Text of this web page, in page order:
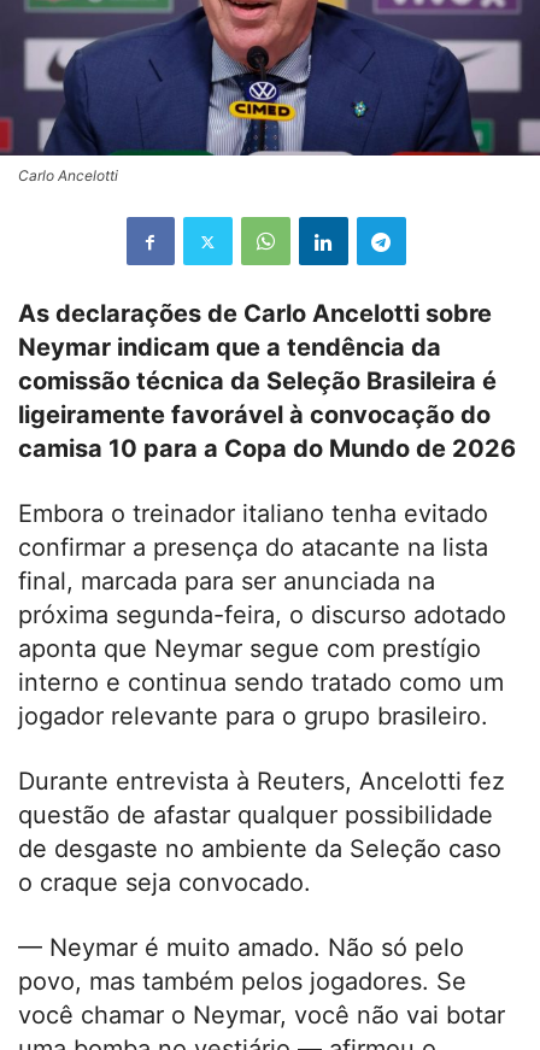
Carlo Ancelotti
As declarações de Carlo Ancelotti sobre
Neymar indicam que a tendência da
comissão técnica da Seleção Brasileira é
ligeiramente favorável à convocação do
camisa 10 para a Copa do Mundo de 2026
Embora o treinador italiano tenha evitado
confirmar a presença do atacante na lista
final, marcada para ser anunciada na
próxima segunda-feira, o discurso adotado
aponta que Neymar segue com prestígio
interno e continua sendo tratado como um
jogador relevante para o grupo brasileiro.
Durante entrevista à Reuters, Ancelotti fez
questão de afastar qualquer possibilidade
de desgaste no ambiente da Seleção caso
o craque seja convocado.
— Neymar é muito amado. Não só pelo
povo, mas também pelos jogadores. Se
você chamar o Neymar, você não vai botar